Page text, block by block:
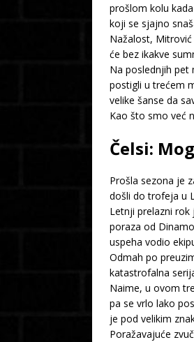
prošlom kolu
koji se sjajno
Nažalost,
će bez ikakve
Na poslednjih pet
postigli u trećem
velike šanse da
Kao što smo već
Čelsi:
Prošla sezona je
došli do trofeja u
Letnji prelazni
poraza od
uspeha vodio
Odmah po
katastrofalna
Naime, u ovom
pa se vrlo lako
je pod velikim
Poražavajuće